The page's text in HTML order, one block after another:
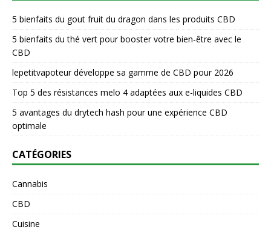
5 bienfaits du gout fruit du dragon dans les produits CBD
5 bienfaits du thé vert pour booster votre bien-être avec le
CBD
lepetitvapoteur développe sa gamme de CBD pour 2026
Top 5 des résistances melo 4 adaptées aux e-liquides CBD
5 avantages du drytech hash pour une expérience CBD
optimale
CATÉGORIES
Cannabis
CBD
Cuisine